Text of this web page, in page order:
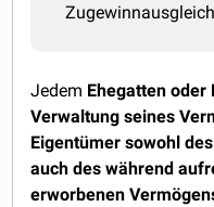
Jedem Ehegatten
Verwaltung seines
Eigentümer sowohl
auch des während
erworbenen